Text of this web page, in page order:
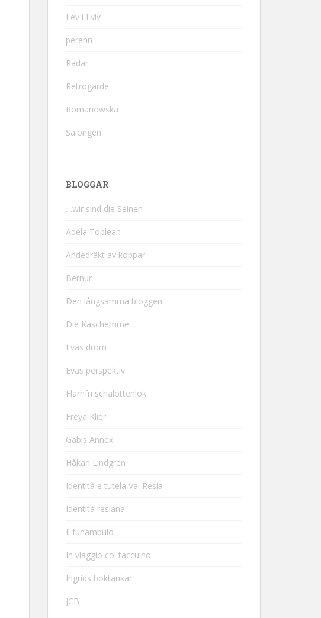
Lev i Lviv
perenn
Radar
Retrogarde
Romanowska
Salongen
BLOGGAR
…wir sind die Seinen
Adela Toplean
Andedräkt av koppar
Bernur
Den långsamma bloggen
Die Kaschemme
Evas dröm
Evas perspektiv
Flarnfri schalottenlök
Freya Klier
Gabis Annex
Håkan Lindgren
Identità e tutela Val Resia
Identità resiana
Il funambulo
In viaggio col taccuino
Ingrids boktankar
JCB